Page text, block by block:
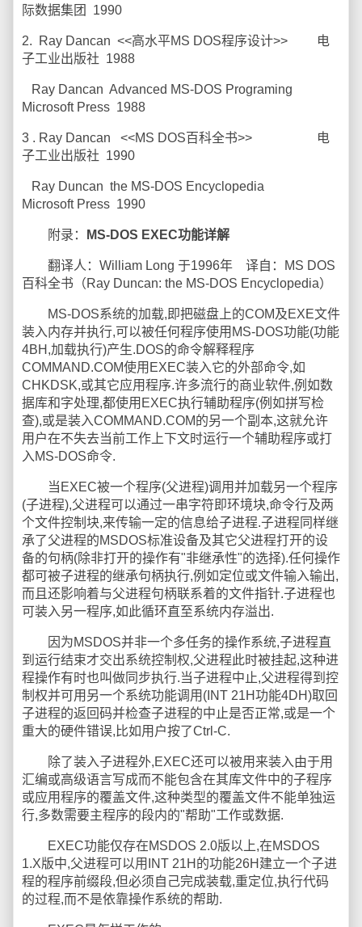
际数据集团 1990
2. Ray Dancan <<高水平MS DOS程序设计>> 电
子工业出版社 1988
Ray Dancan Advanced MS-DOS Programing
Microsoft Press 1988
3 . Ray Dancan <<MS DOS百科全书>> 电
子工业出版社 1990
Ray Duncan the MS-DOS Encyclopedia
Microsoft Press 1990
附录： MS-DOS EXEC功能详解
翻译人：William Long 于1996年 译自：MS DOS
百科全书（Ray Duncan: the MS-DOS Encyclopedia）
MS-DOS系统的加载,即把磁盘上的COM及EXE文件
装入内存并执行,可以被任何程序使用MS-DOS功能(功能
4BH,加载执行)产生.DOS的命令解释程序
COMMAND.COM使用EXEC装入它的外部命令,如
CHKDSK,或其它应用程序.许多流行的商业软件,例如数
据库和字处理,都使用EXEC执行辅助程序(例如拼写检
查),或是装入COMMAND.COM的另一个副本,这就允许
用户在不失去当前工作上下文时运行一个辅助程序或打
入MS-DOS命令.
当EXEC被一个程序(父进程)调用并加载另一个程序
(子进程),父进程可以通过一串字符即环境块,命令行及两
个文件控制块,来传输一定的信息给子进程.子进程同样继
承了父进程的MSDOS标准设备及其它父进程打开的设
备的句柄(除非打开的操作有"非继承性"的选择).任何操作
都可被子进程的继承句柄执行,例如定位或文件输入输出,
而且还影响着与父进程句柄联系着的文件指针.子进程也
可装入另一程序,如此循环直至系统内存溢出.
因为MSDOS并非一个多任务的操作系统,子进程直
到运行结束才交出系统控制权,父进程此时被挂起,这种进
程操作有时也叫做同步执行.当子进程中止,父进程得到控
制权并可用另一个系统功能调用(INT 21H功能4DH)取回
子进程的返回码并检查子进程的中止是否正常,或是一个
重大的硬件错误,比如用户按了Ctrl-C.
除了装入子进程外,EXEC还可以被用来装入由于用
汇编或高级语言写成而不能包含在其库文件中的子程序
或应用程序的覆盖文件,这种类型的覆盖文件不能单独运
行,多数需要主程序的段内的"帮助"工作或数据.
EXEC功能仅存在MSDOS 2.0版以上,在MSDOS
1.X版中,父进程可以用INT 21H的功能26H建立一个子进
程的程序前缀段,但必须自己完成装载,重定位,执行代码
的过程,而不是依靠操作系统的帮助.